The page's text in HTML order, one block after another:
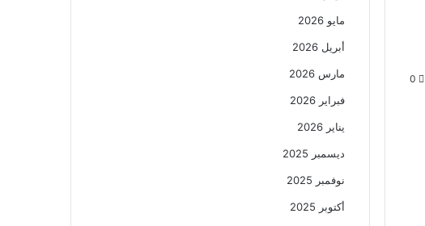
0
مايو 2026
أبريل 2026
مارس 2026
فبراير 2026
يناير 2026
ديسمبر 2025
نوفمبر 2025
أكتوبر 2025